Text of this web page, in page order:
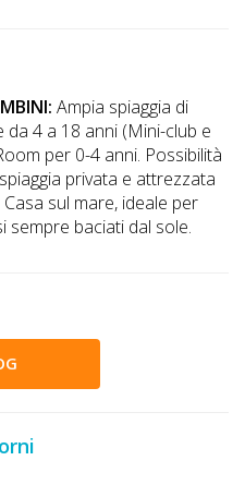
Ampia spiaggia di
da 4 a 18 anni (Mini-club e
per 0-4 anni. Possibilità
privata e attrezzata
sul mare, ideale per
sempre baciati dal sole.